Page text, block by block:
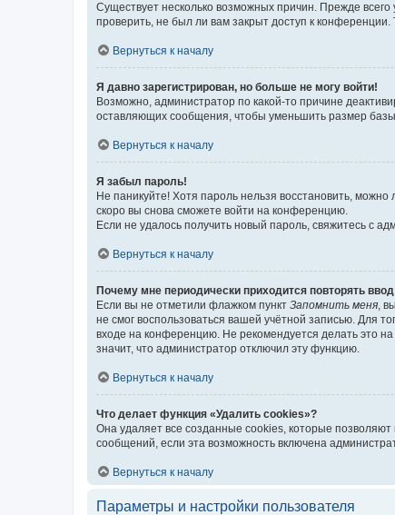
Существует несколько возможных причин. Прежде
проверить, не был ли вам закрыт доступ к
Вернуться к началу
Я давно зарегистрирован, но больше не могу войти!
Возможно, администратор по какой-то причине
оставляющих сообщения, чтобы уменьшить размер базы
Вернуться к началу
Я забыл пароль!
Не паникуйте! Хотя пароль нельзя восстановить,
скоро вы снова сможете войти на конференцию.
Если не удалось получить новый пароль, свяжитесь с
Вернуться к началу
Почему мне периодически приходится повторять
Если вы не отметили флажком пункт Запомнить меня,
не смог воспользоваться вашей учётной записью. Для
входе на конференцию. Не рекомендуется делать это
значит, что администратор отключил эту функцию.
Вернуться к началу
Что делает функция «Удалить cookies»?
Она удаляет все созданные cookies, которые
сообщений, если эта возможность включена
Вернуться к началу
Параметры и настройки пользователя